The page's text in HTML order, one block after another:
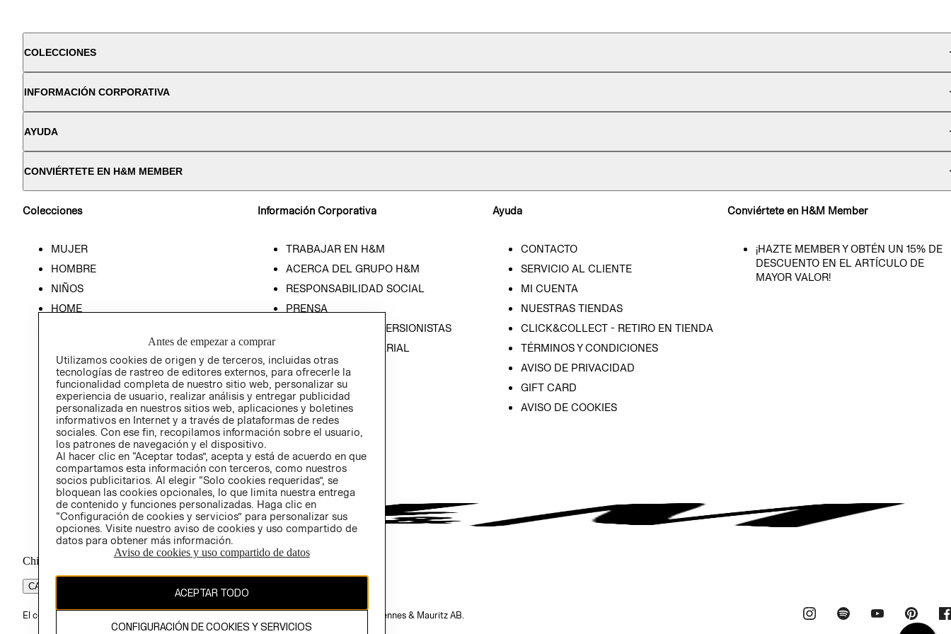
COLECCIONES
INFORMACIÓN CORPORATIVA
AYUDA
CONVIÉRTETE EN H&M MEMBER
Colecciones
MUJER
HOMBRE
NIÑOS
HOME
Información Corporativa
TRABAJAR EN H&M
ACERCA DEL GRUPO H&M
RESPONSABILIDAD SOCIAL
PRENSA
RELACIÓN CON INVERSIONISTAS
POLÍTICA EMPRESARIAL
Ayuda
CONTACTO
SERVICIO AL CLIENTE
MI CUENTA
NUESTRAS TIENDAS
CLICK&COLLECT - RETIRO EN TIENDA
TÉRMINOS Y CONDICIONES
AVISO DE PRIVACIDAD
GIFT CARD
AVISO DE COOKIES
Conviértete en H&M Member
¡HAZTE MEMBER Y OBTÉN UN 15% DE
DESCUENTO EN EL ARTÍCULO DE
MAYOR VALOR!
Chile ($)
CAMBIAR REGIÓN
El contenido de esta página web está protegido por copyright y es propiedad de H&M Hennes & Mauritz AB.
Antes de empezar a comprar
Utilizamos cookies de origen y de terceros, incluidas otras
tecnologías de rastreo de editores externos, para ofrecerle la
funcionalidad completa de nuestro sitio web, personalizar su
experiencia de usuario, realizar análisis y entregar publicidad
personalizada en nuestros sitios web, aplicaciones y boletines
informativos en Internet y a través de plataformas de redes
sociales. Con ese fin, recopilamos información sobre el usuario,
los patrones de navegación y el dispositivo.
Al hacer clic en “Aceptar todas”, acepta y está de acuerdo en que
compartamos esta información con terceros, como nuestros
socios publicitarios. Al elegir “Solo cookies requeridas”, se
bloquean las cookies opcionales, lo que limita nuestra entrega
de contenido y funciones personalizadas. Haga clic en
“Configuración de cookies y servicios” para personalizar sus
opciones. Visite nuestro aviso de cookies y uso compartido de
datos para obtener más información.
Aviso de cookies y uso compartido de datos
ACEPTAR TODO
CONFIGURACIÓN DE COOKIES Y SERVICIOS